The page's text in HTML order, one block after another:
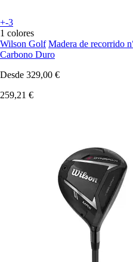
+-3
1 colores
Wilson Golf Madera de recorrido
Carbono Duro
Desde 329,00 €
259,21 €